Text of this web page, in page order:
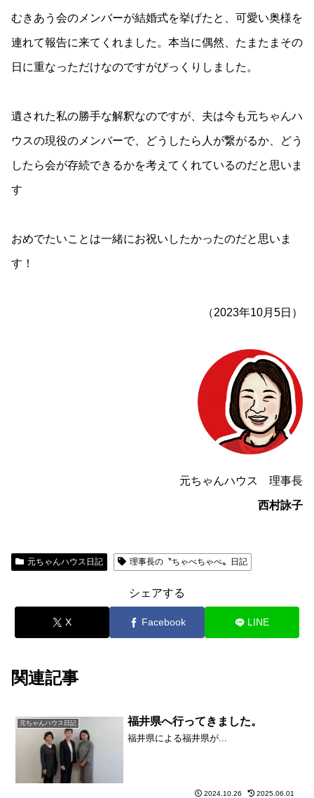
むきあう会のメンバーが結婚式を挙げたと、可愛い奥様を
連れて報告に来てくれました。本当に偶然、たまたまその
日に重なっただけなのですがびっくりしました。
遺された私の勝手な解釈なのですが、夫は今も元ちゃんハ
ウスの現役のメンバーで、どうしたら人が繋がるか、どう
したら会が存続できるかを考えてくれているのだと思いま
す
おめでたいことは一緒にお祝いしたかったのだと思いま
す！
（2023年10月5日）
元ちゃんハウス 理事長
西村詠子
元ちゃんハウス日記 理事長の〝ちゃべちゃべ〟日記
シェアする
X Facebook LINE
関連記事
元ちゃんハウス日記 福井県へ行ってきました。
福井県による福井県が...
2024.10.26 2025.06.01